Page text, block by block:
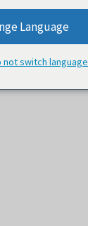
Language
not switch language